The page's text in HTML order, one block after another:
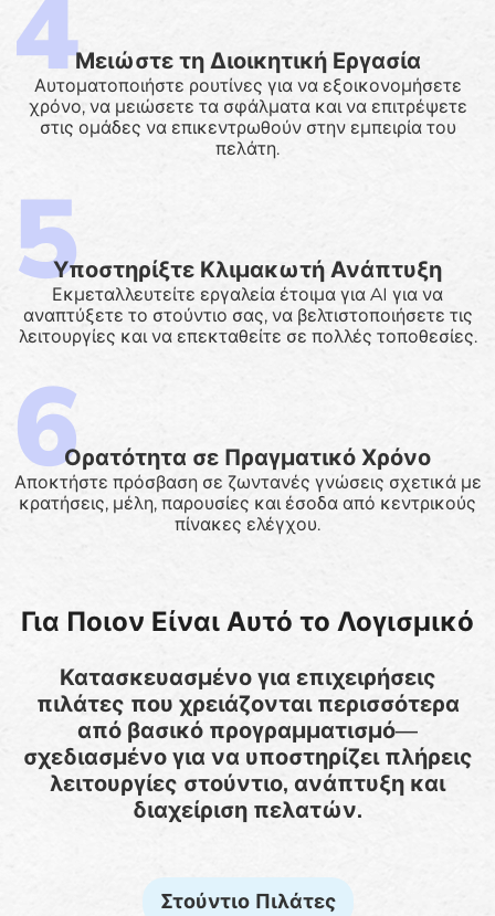
Μειώστε τη Διοικητική Εργασία
Αυτοματοποιήστε ρουτίνες για να εξοικονομήσετε
χρόνο, να μειώσετε τα σφάλματα και να επιτρέψετε
στις ομάδες να επικεντρωθούν στην εμπειρία του
πελάτη.
Υποστηρίξτε Κλιμακωτή Ανάπτυξη
Εκμεταλλευτείτε εργαλεία έτοιμα για AI για να
αναπτύξετε το στούντιο σας, να βελτιστοποιήσετε τις
λειτουργίες και να επεκταθείτε σε πολλές τοποθεσίες.
Ορατότητα σε Πραγματικό Χρόνο
Αποκτήστε πρόσβαση σε ζωντανές γνώσεις σχετικά με
κρατήσεις, μέλη, παρουσίες και έσοδα από κεντρικούς
πίνακες ελέγχου.
Για Ποιον Είναι Αυτό το Λογισμικό
Κατασκευασμένο για επιχειρήσεις
πιλάτες που χρειάζονται περισσότερα
από βασικό προγραμματισμό—
σχεδιασμένο για να υποστηρίζει πλήρεις
λειτουργίες στούντιο, ανάπτυξη και
διαχείριση πελατών.
Στούντιο Πιλάτες